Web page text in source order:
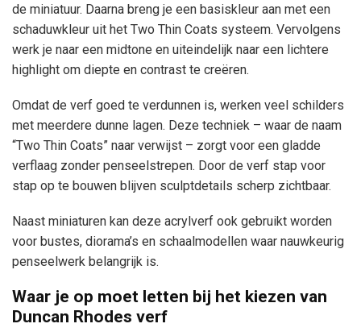
de miniatuur. Daarna breng je een basiskleur aan met een
schaduwkleur uit het Two Thin Coats systeem. Vervolgens
werk je naar een midtone en uiteindelijk naar een lichtere
highlight om diepte en contrast te creëren.
Omdat de verf goed te verdunnen is, werken veel schilders
met meerdere dunne lagen. Deze techniek – waar de naam
“Two Thin Coats” naar verwijst – zorgt voor een gladde
verflaag zonder penseelstrepen. Door de verf stap voor
stap op te bouwen blijven sculptdetails scherp zichtbaar.
Naast miniaturen kan deze acrylverf ook gebruikt worden
voor bustes, diorama’s en schaalmodellen waar nauwkeurig
penseelwerk belangrijk is.
Waar je op moet letten bij het kiezen van
Duncan Rhodes verf